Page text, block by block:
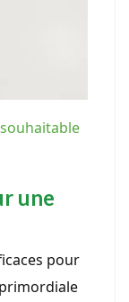
souhaitable
une
pour